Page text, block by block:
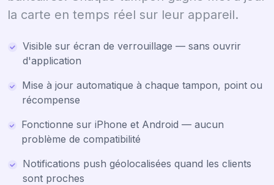
la carte en temps réel sur leur appareil.
Visible sur écran de verrouillage — sans ouvrir
d'application
Mise à jour automatique à chaque tampon, point ou
récompense
Fonctionne sur iPhone et Android — aucun
problème de compatibilité
Notifications push géolocalisées quand les clients
sont proches